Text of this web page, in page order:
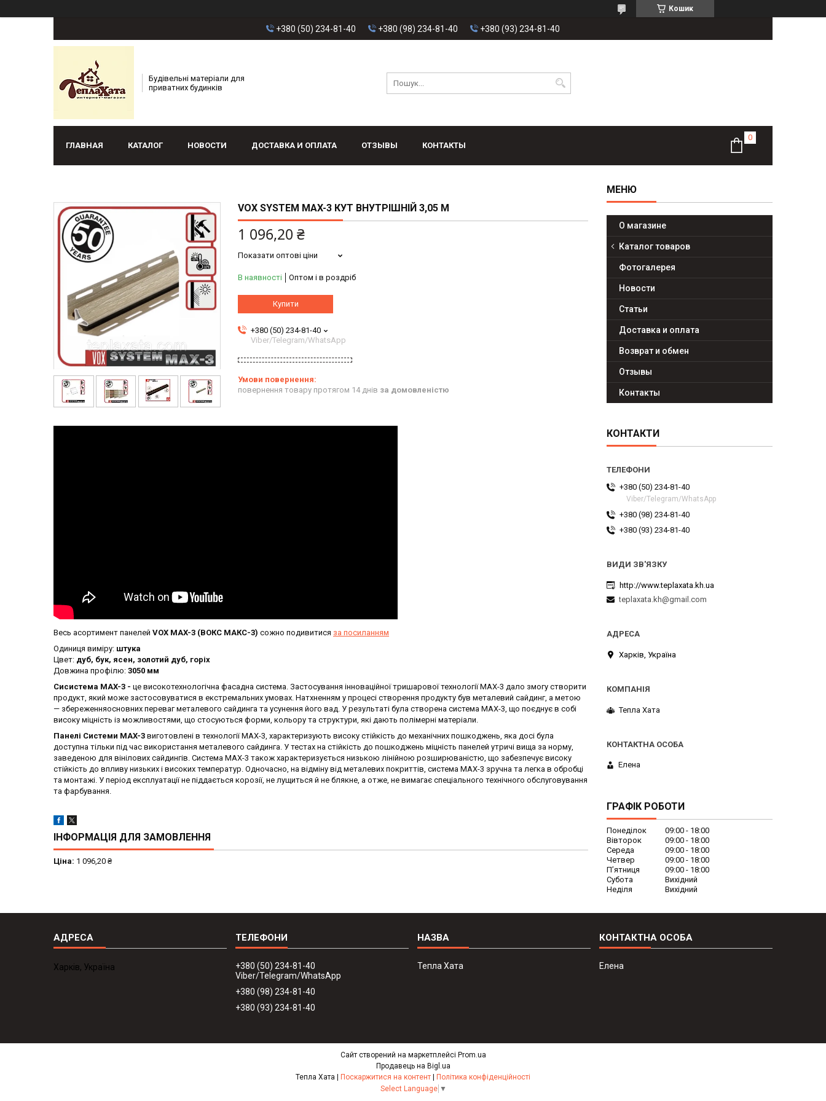
Кошик
+380 (50) 234-81-40 +380 (98) 234-81-40 +380 (93) 234-81-40
Будівельні матеріали для
приватних будинків
ГЛАВНАЯ КАТАЛОГ НОВОСТИ ДОСТАВКА И ОПЛАТА ОТЗЫВЫ КОНТАКТЫ
VOX SYSTEM MAX-3 КУТ ВНУТРІШНІЙ 3,05 М
1 096,20 ₴
Показати оптові ціни
В наявності Оптом і в роздріб
Купити
+380 (50) 234-81-40
Viber/Telegram/WhatsApp
повернення товару протягом 14 днів за домовленістю
Весь асортимент панелей VOX MAX-3 (ВОКС МАКС-3) сожно подивитися за посиланням
Одиниця виміру: штука
Цвет: дуб, бук, ясен, золотий дуб, горіх
Довжина профілю: 3050 мм
Сисистема MAX-3 - це високотехнологічна фасадна система. Застосування інноваційної тришарової технології MAX-3 дало змогу створити
продукт, який може застосовуватися в екстремальних умовах. Натхненням у процесі створення продукту був металевий сайдинг, а метою
— збереженняосновних переваг металевого сайдинга та усунення його вад. У результаті була створена система MAX-3, що поєднує в собі
високу міцність із можливостями, що стосуються форми, кольору та структури, які дають полімерні матеріали.
Панелі Системи MAX-3 виготовлені в технології MAX-3, характеризують високу стійкість до механічних пошкоджень, яка досі була
доступна тільки під час використання металевого сайдинга. У тестах на стійкість до пошкоджень міцність панелей утричі вища за норму,
заведеною для вінілових сайдингів. Система MAX-3 також характеризується низькою лінійною розширюваністю, що забезпечує високу
стійкість до впливу низьких і високих температур. Одночасно, на відміну від металевих покриттів, система MAX-3 зручна та легка в обробці
та монтажі. У період експлуатації не піддається корозії, не лущиться й не блякне, а отже, не вимагає спеціального технічного обслуговування
та фарбування.
ІНФОРМАЦІЯ ДЛЯ ЗАМОВЛЕННЯ
Ціна: 1 096,20 ₴
О магазине
Каталог товаров
Фотогалерея
Новости
Статьи
Доставка и оплата
Возврат и обмен
Отзывы
Контакты
КОНТАКТИ
+380 (50) 234-81-40
Viber/Telegram/WhatsApp
+380 (98) 234-81-40
+380 (93) 234-81-40
http://www.teplaxata.kh.ua
teplaxata.kh@gmail.com
Харків, Україна
Тепла Хата
Елена
ГРАФІК РОБОТИ
Понеділок 09:00
18:00
Вівторок
09:00
18:00
Середа
09:00
18:00
Четвер
09:00
18:00
Пʼятниця
09:00
18:00
Субота
Вихідний
Неділя
Вихідний
Харків, Україна
+380 (50) 234-81-40
Viber/Telegram/WhatsApp
+380 (98) 234-81-40
+380 (93) 234-81-40
Тепла Хата Елена
Сайт створений на маркетплейсі Prom.ua
Продавець на Bigl.ua
Поскаржитися на контент
Політика конфіденційності
Select Language ▼